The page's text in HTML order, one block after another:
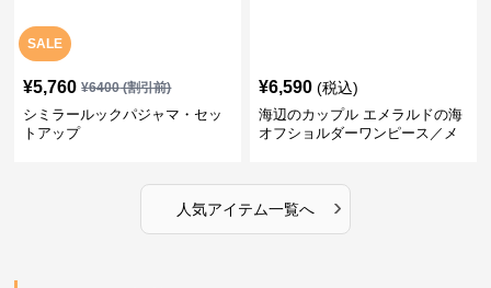
SALE
¥5,760 ¥6400(割引前)
シミラールックパジャマ・セッ
トアップ
¥6,590 (税込)
海辺のカップル エメラルドの海
オフショルダーワンピース／メ
人気アイテム一覧へ ›